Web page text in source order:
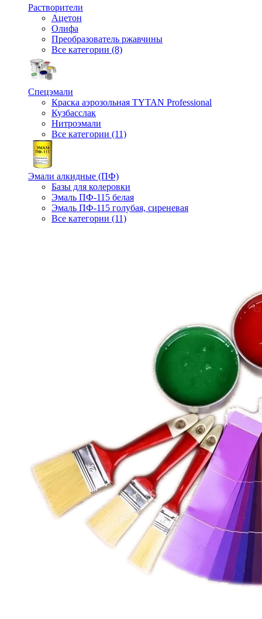
Растворители
Ацетон
Олифа
Преобразователь ржавчины
Все категории (8)
Спецэмали
Краска аэрозольная TYTAN Professional
Кузбасслак
Нитроэмали
Все категории (11)
Эмали алкидные (ПФ)
Базы для колеровки
Эмаль ПФ-115 белая
Эмаль ПФ-115 голубая, сиреневая
Все категории (11)